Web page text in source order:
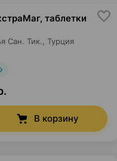
таблетки
Сан. Тик.
, Турция
В корзину